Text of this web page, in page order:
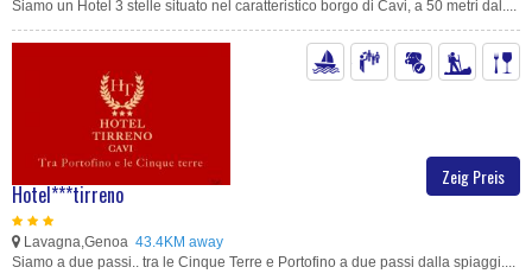
Siamo un Hotel 3 stelle situato nel caratteristico borgo di Cavi, a 50 metri dal....
Zeig Preis
Hotel***tirreno
Lavagna,Genoa 43.4KM away
Siamo a due passi.. tra le Cinque Terre e Portofino a due passi dalla spiaggi....